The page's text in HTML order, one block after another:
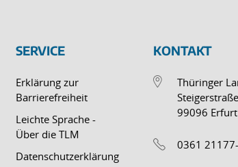
SERVICE
Erklärung zur
Barrierefreiheit
Leichte Sprache -
Über die TLM
Datenschutzerklärung
KONTAKT
Thüringer
99096 Erfurt
0361